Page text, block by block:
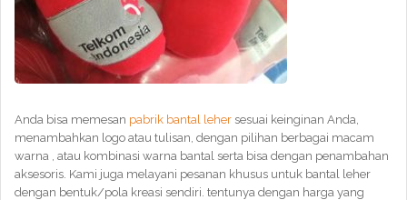
Anda bisa memesan pabrik bantal leher sesuai keinginan Anda,
menambahkan logo atau tulisan, dengan pilihan berbagai macam
warna , atau kombinasi warna bantal serta bisa dengan penambahan
aksesoris. Kami juga melayani pesanan khusus untuk bantal leher
dengan bentuk/pola kreasi sendiri. tentunya dengan harga yang